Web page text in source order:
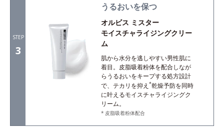
STEP
3
うるおいを保つ
オルビス ミスター
モイスチャライジングクリー
ム
肌から水分を逃しやすい男性肌に
着目。皮脂吸着粉体を配合しなが
らうるおいをキープする処方設計
で、テカリを抑え *乾燥予防を同時
に叶えるモイスチャライジングク
リーム。
皮脂吸着粉体配合